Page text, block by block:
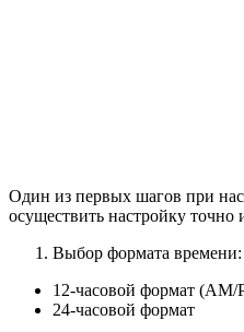
Один из первых шагов при
осуществить настройку точно
Выбор формата времени:
12-часовой формат (AM/
24-часовой формат